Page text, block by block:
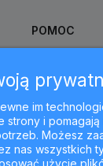
POMOC
MOJE KONTO
I
im
strony i
Możesz
nas wszystkich
użycie